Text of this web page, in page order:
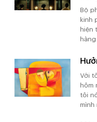
Bộ
kinh
hiện
Với
hôm
tôi
mình